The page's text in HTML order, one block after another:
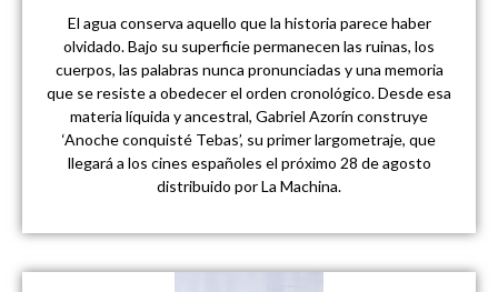
El agua conserva aquello que la historia parece haber
olvidado. Bajo su superficie permanecen las ruinas, los
cuerpos, las palabras nunca pronunciadas y una memoria
que se resiste a obedecer el orden cronológico. Desde esa
materia líquida y ancestral, Gabriel Azorín construye
‘Anoche conquisté Tebas’, su primer largometraje, que
llegará a los cines españoles el próximo 28 de agosto
distribuido por La Machina.